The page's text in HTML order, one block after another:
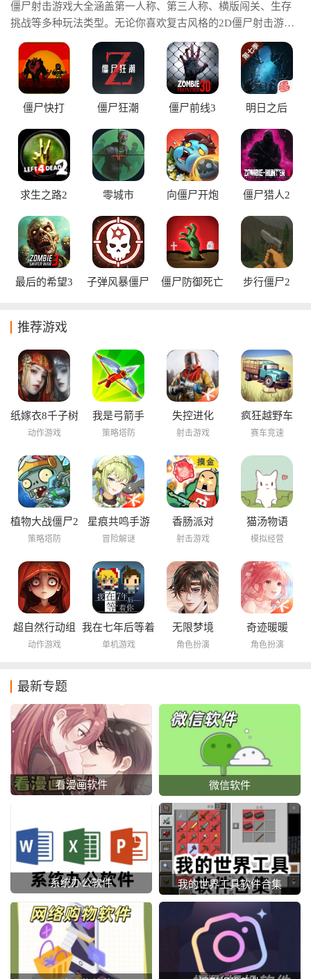
僵尸射击游戏大全涵盖第一人称、第三人称、横版闯关、生存
挑战等多种玩法类型。无论你喜欢复古风格的2D僵尸射击游
戏，还是无需联网即可畅玩的僵尸射击游戏单机，都能在这里
找到心仪之作。
僵尸快打 僵尸狂潮 僵尸前线3 明日之后
求生之路2 零城市 向僵尸开炮 僵尸猎人2
最后的希望3
子弹风暴僵尸
僵尸防御死亡
步行僵尸2
推荐游戏
纸嫁衣8千子树
动作游戏
我是弓箭手
策略塔防
失控进化
射击游戏
疯狂越野车
赛车竞速
植物大战僵尸2
海底世界
策略塔防
星痕共鸣手游
冒险解谜
香肠派对
射击游戏
猫汤物语
模拟经营
超自然行动组
动作游戏
我在七年后等着
你
单机游戏
无限梦境
角色扮演
奇迹暖暖
角色扮演
最新专题
看漫画软件 微信软件
系统办公软件 我的世界工具软件合集